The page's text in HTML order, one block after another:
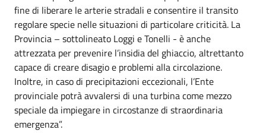
fine di liberare le arterie stradali e consentire il transito
regolare specie nelle situazioni di particolare criticità. La
Provincia – sottolineato Loggi e Tonelli - è anche
attrezzata per prevenire l’insidia del ghiaccio, altrettanto
capace di creare disagio e problemi alla circolazione.
Inoltre, in caso di precipitazioni eccezionali, l’Ente
provinciale potrà avvalersi di una turbina come mezzo
speciale da impiegare in circostanze di straordinaria
emergenza”.